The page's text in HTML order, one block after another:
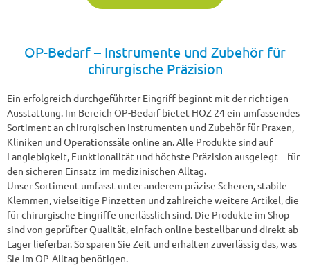
OP-Bedarf – Instrumente und Zubehör für
chirurgische Präzision
Ein erfolgreich durchgeführter Eingriff beginnt mit der richtigen
Ausstattung. Im Bereich OP-Bedarf bietet HOZ 24 ein umfassendes
Sortiment an chirurgischen Instrumenten und Zubehör für Praxen,
Kliniken und Operationssäle online an. Alle Produkte sind auf
Langlebigkeit, Funktionalität und höchste Präzision ausgelegt – für
den sicheren Einsatz im medizinischen Alltag.
Unser Sortiment umfasst unter anderem präzise Scheren, stabile
Klemmen, vielseitige Pinzetten und zahlreiche weitere Artikel, die
für chirurgische Eingriffe unerlässlich sind. Die Produkte im Shop
sind von geprüfter Qualität, einfach online bestellbar und direkt ab
Lager lieferbar. So sparen Sie Zeit und erhalten zuverlässig das, was
Sie im OP-Alltag benötigen.